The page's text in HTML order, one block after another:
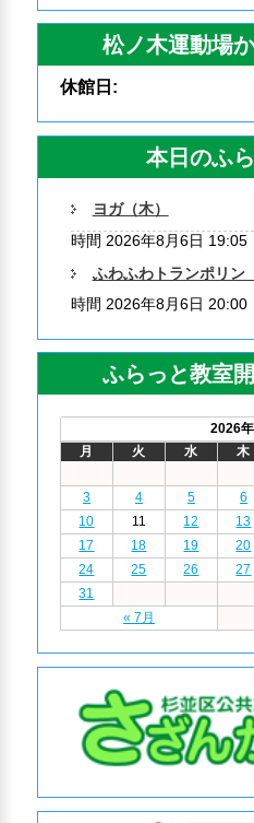
松ノ木運動場
休館日:
本日のふ
ヨガ（木）
時間 2026年8月6日 19:05
ふわふわトランポリン
時間 2026年8月6日 20:00
ふらっと教室
2026年
月
火 水 木
3
4 5 6
10
11 12 13
17
18 19 20
24
25 26 27
31
« 7月